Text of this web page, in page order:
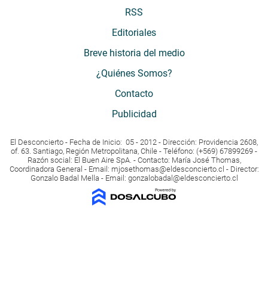
RSS
Editoriales
Breve historia del medio
¿Quiénes Somos?
Contacto
Publicidad
El Desconcierto - Fecha de Inicio: 05 - 2012 - Dirección: Providencia 2608,
of. 63. Santiago, Región Metropolitana, Chile - Teléfono: (+569) 67899269 -
Razón social: El Buen Aire SpA. - Contacto: María José Thomas,
Coordinadora General - Email: mjosethomas@eldesconcierto.cl - Director:
Gonzalo Badal Mella - Email: gonzalobadal@eldesconcierto.cl